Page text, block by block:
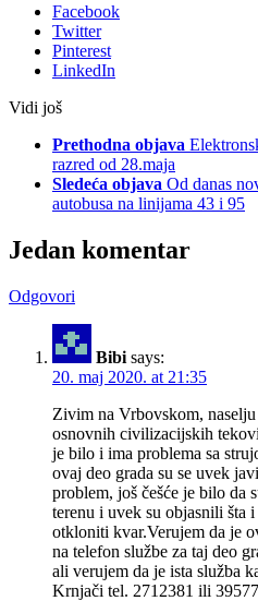
Facebook
Twitter
Pinterest
LinkedIn
Vidi još
Prethodna objava
razred od 28.maja
Sledeća objava Od danas
autobusa na linijama 43 i 95
Jedan komentar
Odgovori
Bibi says:
20. maj 2020. at 21:35
Zivim na Vrbovskom,
osnovnih civilizacijskih
je bilo i ima problema sa
ovaj deo grada su se uvek
problem, još češće je bilo da
terenu i uvek su objasnili šta
otkloniti kvar.Verujem da je
na telefon službe za taj deo
ali verujem da je ista služba
Krnjači tel. 2712381 ili